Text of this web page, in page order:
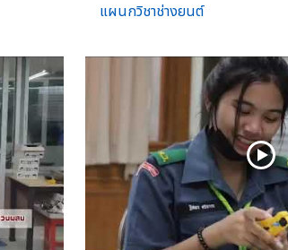
แผนกวิชาช่างยนต์